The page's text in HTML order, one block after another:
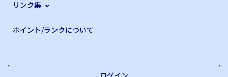
リンク集
ポイント/ランクについて